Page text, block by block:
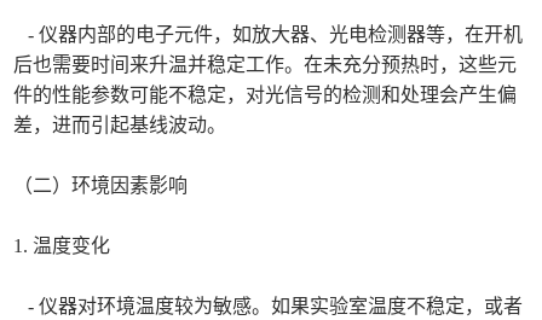
- 仪器内部的电子元件，如放大器、光电检测器等，在开机
后也需要时间来升温并稳定工作。在未充分预热时，这些元
件的性能参数可能不稳定，对光信号的检测和处理会产生偏
差，进而引起基线波动。
（二）环境因素影响
1. 温度变化
- 仪器对环境温度较为敏感。如果实验室温度不稳定，或者